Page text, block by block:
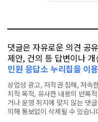
댓글은 자유로운 의견 공
제안, 건의 등 답변이나
민원 응답소 누리집을 이
상업성 광고, 저작권 침해, 저속
치적 목적, 유사한 내용의 반복
거나 운영 취지에 맞지 않는 댓
의해 통보없이 삭제될 수 있습니